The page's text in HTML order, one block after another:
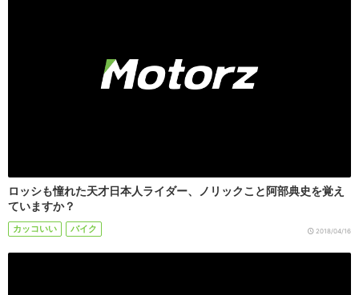
ロッシも憧れた天才日本人ライダー、ノリックこと阿部典史を覚え
ていますか？
カッコいい バイク 2018/04/16